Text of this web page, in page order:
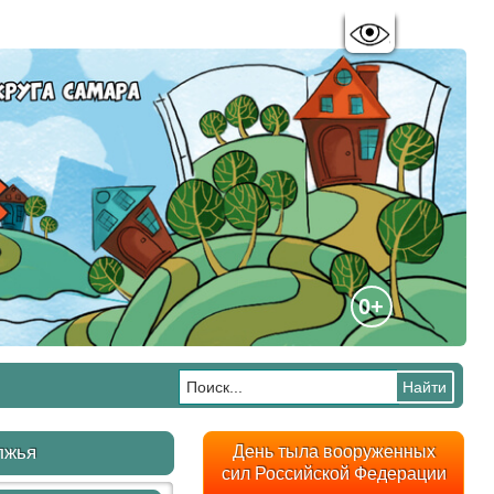
0+
День тыла вооруженных
сил Российской Федерации